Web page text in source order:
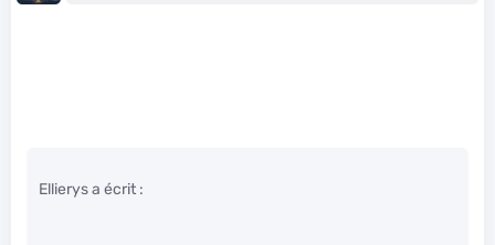
Ellierys a écrit :